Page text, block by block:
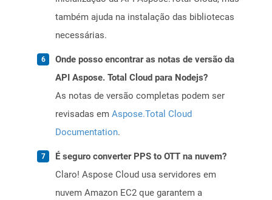
também ajuda na instalação das bibliotecas
necessárias.
Onde posso encontrar as notas de versão da
API Aspose. Total Cloud para Nodejs?
As notas de versão completas podem ser
revisadas em Aspose.Total Cloud
Documentation.
É seguro converter PPS to OTT na nuvem?
Claro! Aspose Cloud usa servidores em
nuvem Amazon EC2 que garantem a